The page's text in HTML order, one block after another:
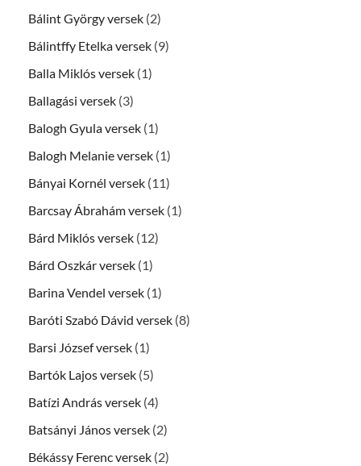
Bálint György versek (2)
Bálintffy Etelka versek (9)
Balla Miklós versek (1)
Ballagási versek (3)
Balogh Gyula versek (1)
Balogh Melanie versek (1)
Bányai Kornél versek (11)
Barcsay Ábrahám versek (1)
Bárd Miklós versek (12)
Bárd Oszkár versek (1)
Barina Vendel versek (1)
Baróti Szabó Dávid versek (8)
Barsi József versek (1)
Bartók Lajos versek (5)
Batízi András versek (4)
Batsányi János versek (2)
Békássy Ferenc versek (2)